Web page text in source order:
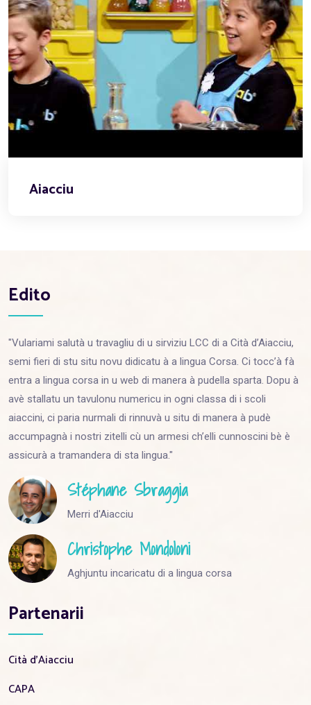
Aiacciu
Edito
"Vulariami salutà u travagliu di u sirviziu LCC di a Cità d’Aiacciu,
semi fieri di stu situ novu didicatu à a lingua Corsa. Ci tocc’à fà
entra a lingua corsa in u web di manera à pudella sparta. Dopu à
avè stallatu un tavulonu numericu in ogni classa di i scoli
aiaccini, ci paria nurmali di rinnuvà u situ di manera à pudè
accumpagnà i nostri zitelli cù un armesi ch’elli cunnoscini bè è
assicurà a tramandera di sta lingua."
Stéphane Sbraggia
Merri d'Aiacciu
Christophe Mondoloni
Aghjuntu incaricatu di a lingua corsa
Partenarii
Cità d'Aiacciu
CAPA